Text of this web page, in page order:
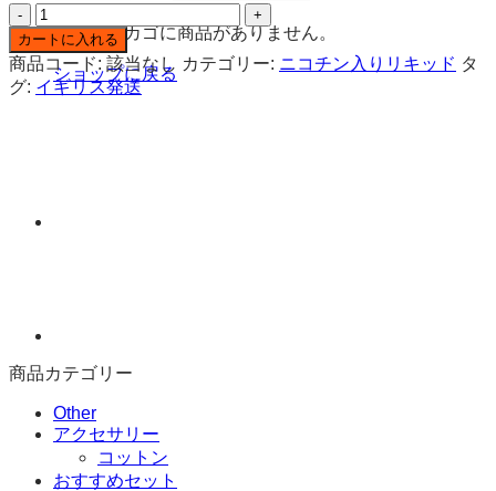
お買い物カゴに商品がありません。
ショップに戻る
エ
ル
フ
バ
ブ
ラ
ン
ト
10ML
カートに入れる
商品コード: 該当なし カテゴリー: ニコチン入りリキッド タ
グ: イギリス発送
商品カテゴリー
Other
アクセサリー
コットン
おすすめセット